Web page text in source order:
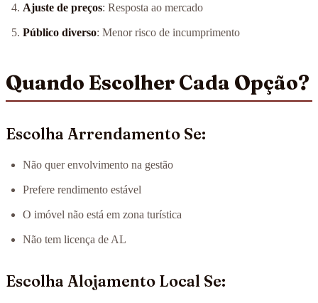
Ajuste de preços: Resposta ao mercado
Público diverso: Menor risco de incumprimento
Quando Escolher Cada Opção?
Escolha Arrendamento Se:
Não quer envolvimento na gestão
Prefere rendimento estável
O imóvel não está em zona turística
Não tem licença de AL
Escolha Alojamento Local Se: